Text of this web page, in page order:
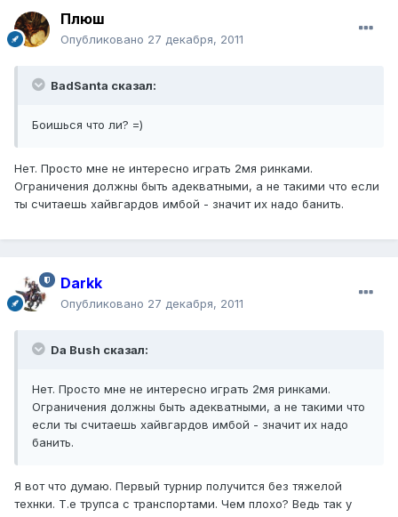
Плюш
Опубликовано 27 декабря, 2011
BadSanta сказал:
Боишься что ли? =)
Нет. Просто мне не интересно играть 2мя ринками.
Ограничения должны быть адекватными, а не такими что если
ты считаешь хайвгардов имбой - значит их надо банить.
Darkk
Опубликовано 27 декабря, 2011
Da Bush сказал:
Нет. Просто мне не интересно играть 2мя ринками.
Ограничения должны быть адекватными, а не такими что
если ты считаешь хайвгардов имбой - значит их надо
банить.
Я вот что думаю. Первый турнир получится без тяжелой
технки. Т.е трупса с транспортами. Чем плохо? Ведь так у